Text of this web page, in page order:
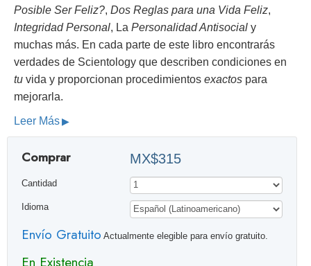
Posible Ser Feliz?, Dos Reglas para una Vida Feliz,
Integridad Personal, La Personalidad Antisocial y
muchas más. En cada parte de este libro encontrarás
verdades de Scientology que describen condiciones en
tu vida y proporcionan procedimientos exactos para
mejorarla.
Leer Más
Comprar MX$315
Cantidad
Idioma
Envío Gratuito Actualmente elegible para envío gratuito.
En Existencia